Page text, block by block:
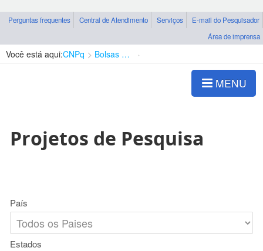
Perguntas frequentes Central de Atendimento Serviços
E-mail do Pesquisador
Área de imprensa
Você está aqui:CNPq Bolsas e Auxílios Vigentes
MENU
Projetos de Pesquisa
País
Estados